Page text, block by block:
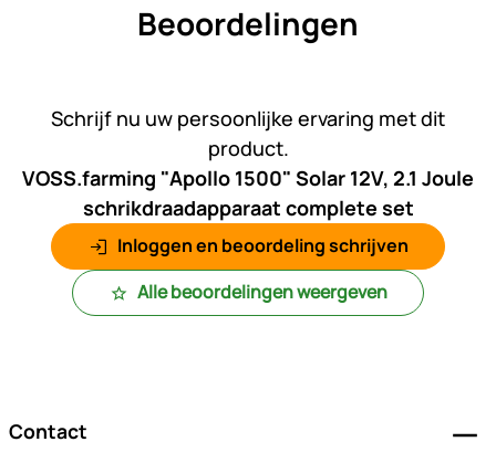
Beoordelingen
Schrijf nu uw persoonlijke ervaring met dit
product.
VOSS.farming "Apollo 1500" Solar 12V, 2.1 Joule
schrikdraadapparaat complete set
Inloggen en beoordeling schrijven
Alle beoordelingen weergeven
Contact